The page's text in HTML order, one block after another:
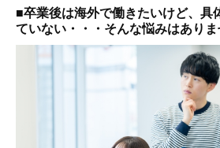
■卒業後は海外で働きたいけど、具
ていない・・・そんな悩みはありま